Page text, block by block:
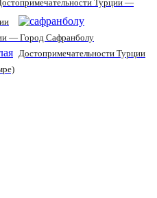
Турции —
— Город Сафранболу
Достопримечательности Турции